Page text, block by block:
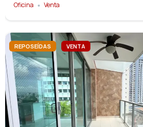
Oficina
Venta
REPOSEÍDAS VENTA